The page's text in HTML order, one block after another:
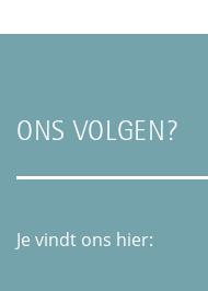
ONS VOLGEN?
Je vindt ons hier: